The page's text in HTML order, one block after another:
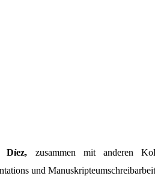
Díez, zusammen mit anderen
und